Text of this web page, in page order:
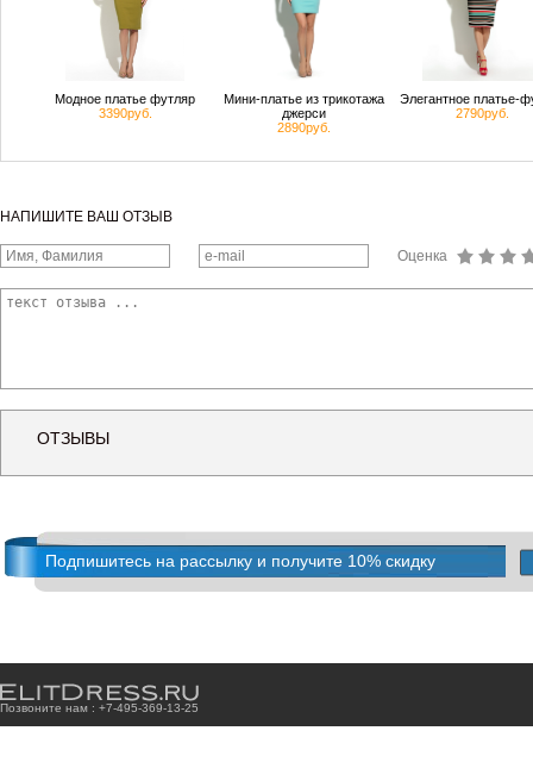
Модное платье футляр
3390руб.
Мини-платье из трикотажа
джерси
2890руб.
Элегантное платье-
2790руб.
НАПИШИТЕ ВАШ ОТЗЫВ
Оценка
ОТЗЫВЫ
Подпишитесь на рассылку и получите 10% скидку
Позвоните нам : +7-495-369-13-25